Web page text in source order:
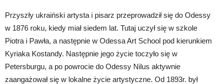
Przyszły ukraiński artysta i pisarz przeprowadził się do Odessy
w 1876 roku, kiedy miał siedem lat. Tutaj uczył się w szkole
Piotra i Pawła, a następnie w Odessa Art School pod kierunkiem
Kyriaka Kostandy. Następnie jego życie toczyło się w
Petersburgu, a po powrocie do Odessy Nilus aktywnie
zaangażował się w lokalne życie artystyczne. Od 1893r. był